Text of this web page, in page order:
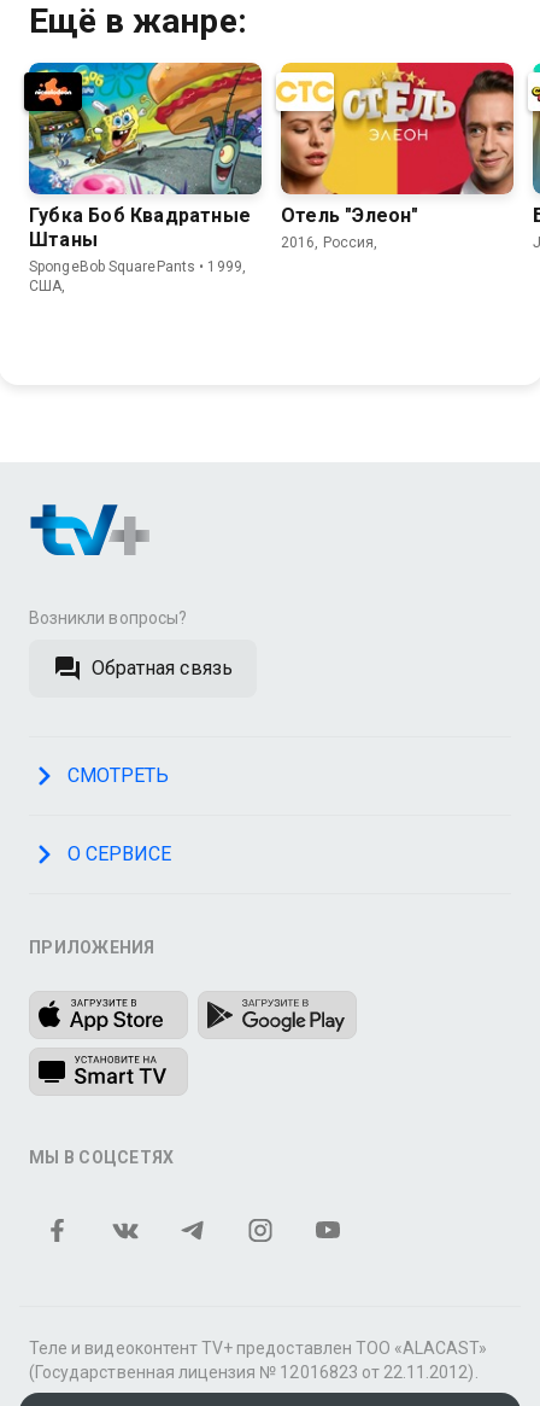
Ещё в жанре:
Губка Боб Квадратные
Штаны
SpongeBob SquarePants • 1999,
США,
Отель "Элеон"
2016, Россия,
Возникли вопросы?
Обратная связь
СМОТРЕТЬ
О СЕРВИСЕ
ПРИЛОЖЕНИЯ
МЫ В СОЦСЕТЯХ
Теле и видеоконтент TV+ предоставлен ТОО «ALACAST»
(Государственная лицензия № 12016823 от 22.11.2012).